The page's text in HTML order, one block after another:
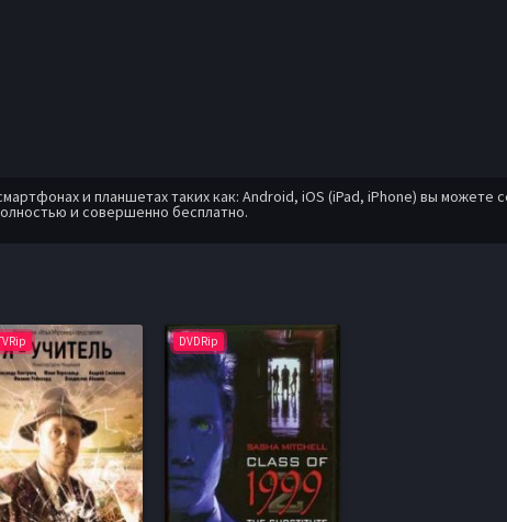
и планшетах таких как: Android, iOS (iPad, iPhone) вы можете
и совершенно бесплатно.
DVDRip